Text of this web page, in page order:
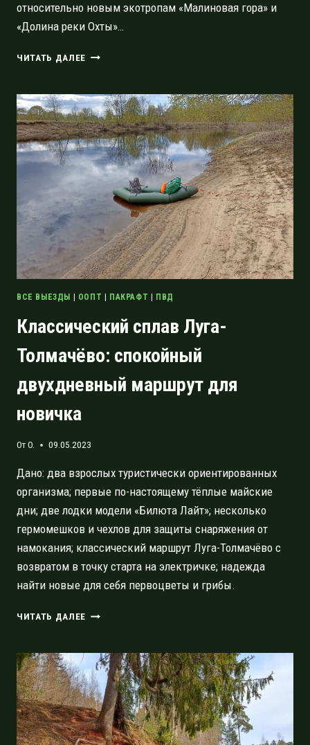
относительно новым экотропам «Малиновая гора» и
«Долина реки Охты»…
ЧИТАТЬ ДАЛЕЕ ТОКСОВО:
И
ПАМЯТНИК
ПРИРОДЫ
В
СОРОКА
МИНУТАХ
ГОРОДА
ВСЕ ВЫЕЗДЫ ООПТ ПАКРАФТ ПВД
Классический сплав Луга-
Толмачёво: спокойный
двухдневный маршрут для
новичка
ОтO. 09.05.2023
Дано: два взрослых туристически ориентированных
организма; первые по-настоящему тёплые майские
дни; две лодки модели «Билюта Лайт»; несколько
гермомешков и чехлов для защиты снаряжения от
намокания; классический маршрут Луга-Толмачёво с
возвратом в точку старта на электричке; надежда
найти новые для себя первоцветы и грибы.
ЧИТАТЬ ДАЛЕЕ КЛАССИЧЕСКИЙ
ТОЛМАЧЁВО:
СПОКОЙНЫЙ
ДВУХДНЕВНЫЙ
МАРШРУТ
ДЛЯ
НОВИЧКА